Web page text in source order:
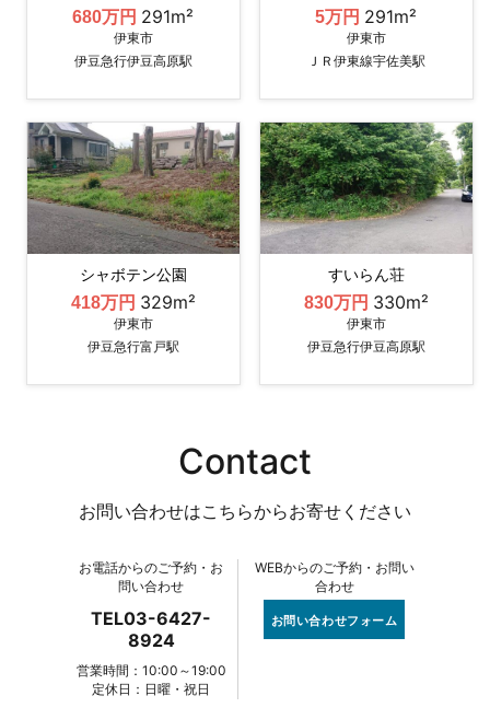
680万円 291m²
伊東市
伊豆急行伊豆高原駅
5万円 291m²
伊東市
ＪＲ伊東線宇佐美駅
シャボテン公園
418万円 329m²
伊東市
伊豆急行富戸駅
すいらん荘
830万円 330m²
伊東市
伊豆急行伊豆高原駅
Contact
お問い合わせはこちらからお寄せください
お電話からのご予約・お
問い合わせ
TEL03-6427-
8924
営業時間：10:00～19:00
定休日：日曜・祝日
WEBからのご予約・お問い
合わせ
お問い合わせフォーム